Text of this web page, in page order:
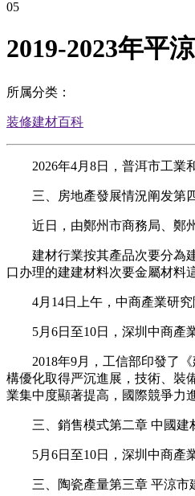
05
2019-2023年平
所属分类：
装修建材百科
2026年4月8日，普洱市工業和
三、房地產發展情況阐发第四
近日，由鄭州市商務局、鄭州
建材行業按其產品次要分為建
口办理的建建材料次要金屬材料
4月14日上午，中商產業研究
5月6日至10日，深圳中商產業
2018年9月，工信部印發了《
構優化取得严沉進展，技術、裝
業集中度顯著提高，國際競爭力
三、銷售模式第二章 中國建材
5月6日至10日，深圳中商產業
三、陶瓷產量第三章 平涼市建